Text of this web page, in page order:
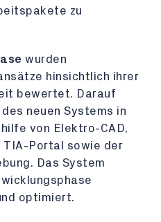
zu
wurden
hinsichtlich ihrer
bewertet. Darauf
neuen Systems in
von Elektro-CAD,
TIA-Portal sowie der
Das System
optimiert.